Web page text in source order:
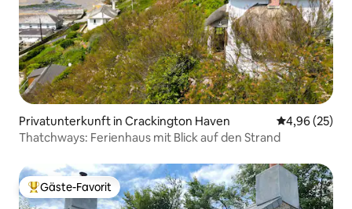
Privatunterkunft in Crackington Haven
4,96 (25)
Thatchways: Ferienhaus mit Blick auf den Strand
Beliebter Gäste-Favorit.
Gäste-Favorit